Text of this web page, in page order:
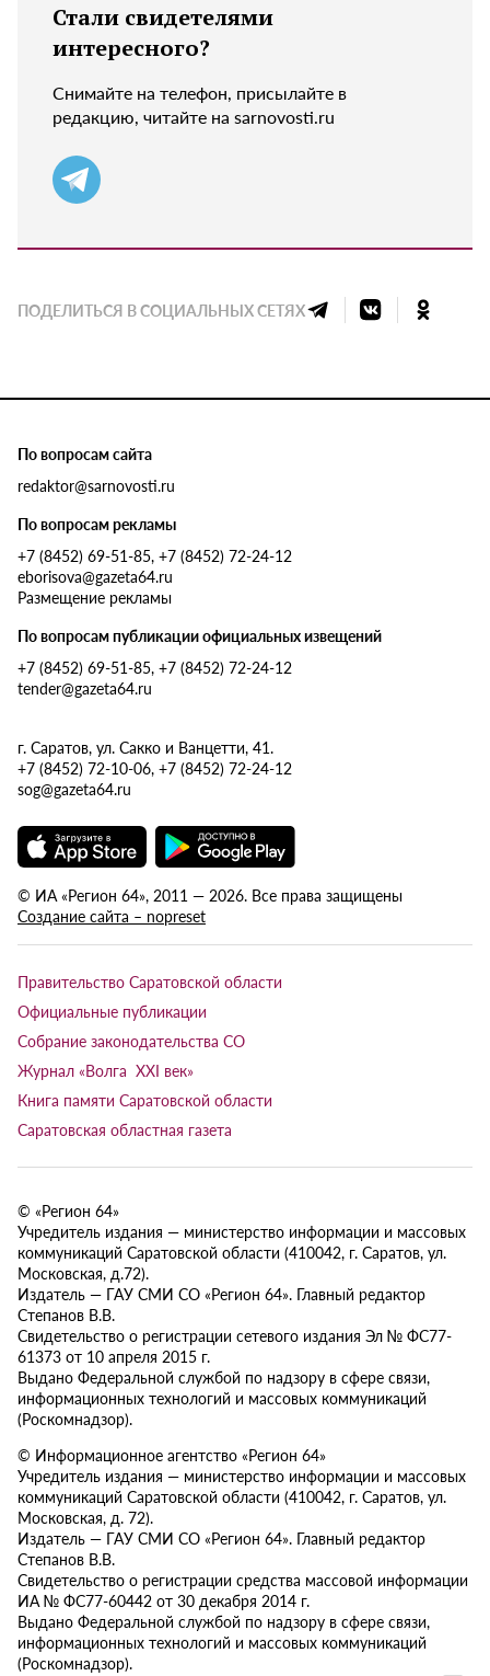
Стали свидетелями
интересного?
Снимайте на телефон, присылайте в
редакцию, читайте на sarnovosti.ru
ПОДЕЛИТЬСЯ В СОЦИАЛЬНЫХ СЕТЯХ
По вопросам сайта
redaktor@sarnovosti.ru
По вопросам рекламы
+7 (8452) 69-51-85, +7 (8452) 72-24-12
eborisova@gazeta64.ru
Размещение рекламы
По вопросам публикации официальных извещений
+7 (8452) 69-51-85, +7 (8452) 72-24-12
tender@gazeta64.ru
г. Саратов, ул. Сакко и Ванцетти, 41.
+7 (8452) 72-10-06, +7 (8452) 72-24-12
sog@gazeta64.ru
© ИА «Регион 64», 2011 — 2026. Все права защищены
Создание сайта – nopreset
Правительство Саратовской области
Официальные публикации
Собрание законодательства СО
Журнал «Волга XXI век»
Книга памяти Саратовской области
Саратовская областная газета
© «Регион 64»
Учредитель издания — министерство информации и массовых
коммуникаций Саратовской области (410042, г. Саратов, ул.
Московская, д.72).
Издатель — ГАУ СМИ СО «Регион 64». Главный редактор
Степанов В.В.
Свидетельство о регистрации сетевого издания Эл № ФС77-
61373 от 10 апреля 2015 г.
Выдано Федеральной службой по надзору в сфере связи,
информационных технологий и массовых коммуникаций
(Роскомнадзор).
© Информационное агентство «Регион 64»
Учредитель издания — министерство информации и массовых
коммуникаций Саратовской области (410042, г. Саратов, ул.
Московская, д. 72).
Издатель — ГАУ СМИ СО «Регион 64». Главный редактор
Степанов В.В.
Свидетельство о регистрации средства массовой информации
ИА № ФС77-60442 от 30 декабря 2014 г.
Выдано Федеральной службой по надзору в сфере связи,
информационных технологий и массовых коммуникаций
(Роскомнадзор).